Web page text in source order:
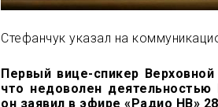
Стефанчук указал на
Первый вице-спикер
что недоволен
он заявил в эфире«Радио НВ»